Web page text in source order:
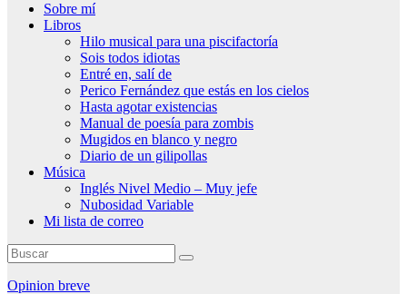
Sobre mí
Libros
Hilo musical para una piscifactoría
Sois todos idiotas
Entré en, salí de
Perico Fernández que estás en los cielos
Hasta agotar existencias
Manual de poesía para zombis
Mugidos en blanco y negro
Diario de un gilipollas
Música
Inglés Nivel Medio – Muy jefe
Nubosidad Variable
Mi lista de correo
Opinion breve